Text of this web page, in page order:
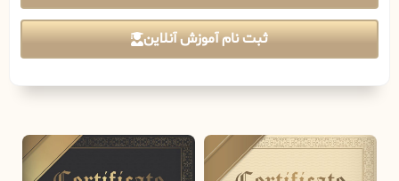
ثبت نام آموزش آنلاین